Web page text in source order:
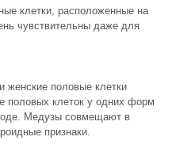
клетки, расположенные на
чувствительны даже для
женские половые клетки
половых клеток у одних форм
Медузы совмещают в
признаки.